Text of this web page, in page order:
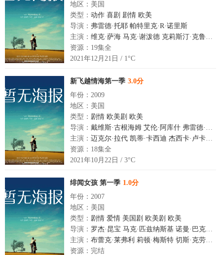
地区：美国
类型： 动作 喜剧 剧情 欧美
导演： 弗雷德·托耶 帕特里克·R·诺里斯
主演： 维克·萨海 马克·谢泼德 克莉斯汀·克鲁克
资源：19集全
2021年12月21日 / 1°C
新飞越情海第一季 3.0分
年份：2009
地区：美国
类型： 剧情 欧美剧 欧美
导演： 戴维斯·古根海姆 艾伦·阿库什 弗雷德·托耶
主演： 迈克尔·拉代 凯蒂·卡西迪 杰西卡·卢卡斯
资源：18集全
2021年10月22日 / 3°C
绯闻女孩 第一季 1.0分
年份：2007
地区：美国
类型： 剧情 爱情 美国剧 欧美剧 欧美
导演： 罗杰·昆宝 马克·匹兹纳斯基 诺曼·巴克利
主演： 布蕾克·莱弗利 莉顿·梅斯特 切斯·克劳福
资源：完结